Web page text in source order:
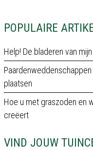
POPULAIRE
Help! De bladeren van
plaatsen
Hoe u met graszoden en
creëert
VIND JOUW